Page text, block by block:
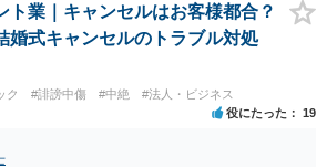
ト業｜キャンセルはお客様都合？
婚式キャンセルのトラブル対処
ク #誹謗中傷 #中絶 #法人・ビジネス
役にたった 19